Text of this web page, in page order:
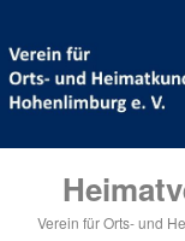
Verein für Orts- und